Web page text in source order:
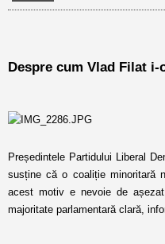
Despre cum Vlad Filat
Președintele Partidului Liberal
susține că o coaliție minoritară
acest motiv e nevoie de
majoritate parlamentară clară,